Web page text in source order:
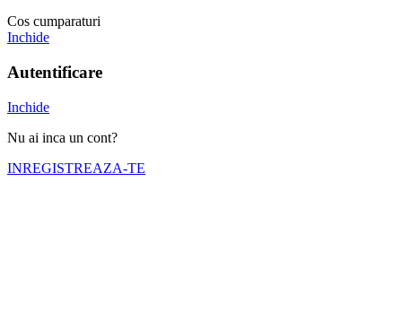
Cos cumparaturi
Inchide
Autentificare
Inchide
Nu ai inca un cont?
INREGISTREAZA-TE